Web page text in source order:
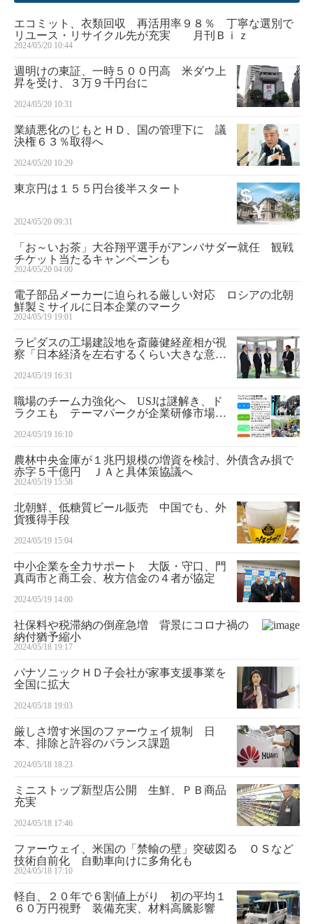
エコミット、衣類回収 再活用率９８％ 丁寧な選別で
リユース・リサイクル先が充実 月刊Ｂｉｚ
2024/05/20 10:44
週明けの東証、一時５００円高 米ダウ上
昇を受け、３万９千円台に
2024/05/20 10:31
業績悪化のじもとＨＤ、国の管理下に 議
決権６３％取得へ
2024/05/20 10:29
東京円は１５５円台後半スタート
2024/05/20 09:31
「お～いお茶」大谷翔平選手がアンバサダー就任 観戦
チケット当たるキャンペーンも
2024/05/20 04:00
電子部品メーカーに迫られる厳しい対応 ロシアの北朝
鮮製ミサイルに日本企業のマーク
2024/05/19 19:01
ラピダスの工場建設地を斎藤健経産相が視
察「日本経済を左右するくらい大きな意
2024/05/19 16:31
職場のチーム力強化へ USJは謎解き、ド
ラクエも テーマパークが企業研修市場に
2024/05/19 16:10
農林中央金庫が１兆円規模の増資を検討、外債含み損で
赤字５千億円 ＪＡと具体策協議へ
2024/05/19 15:58
北朝鮮、低糖質ビール販売 中国でも、外
貨獲得手段
2024/05/19 15:04
中小企業を全力サポート 大阪・守口、門
真両市と商工会、枚方信金の４者が協定
2024/05/19 14:00
社保料や税滞納の倒産急増 背景にコロナ禍の
納付猶予縮小
2024/05/18 19:17
パナソニックＨＤ子会社が家事支援事業を
全国に拡大
2024/05/18 19:03
厳しさ増す米国のファーウェイ規制 日
本、排除と許容のバランス課題
2024/05/18 18:23
ミニストップ新型店公開 生鮮、ＰＢ商品
充実
2024/05/18 17:46
ファーウェイ、米国の「禁輸の壁」突破図る ＯＳなど
技術自前化 自動車向けに多角化も
2024/05/18 17:10
軽自、２０年で６割値上がり 初の平均１
６０万円視野 装備充実、材料高騰影響